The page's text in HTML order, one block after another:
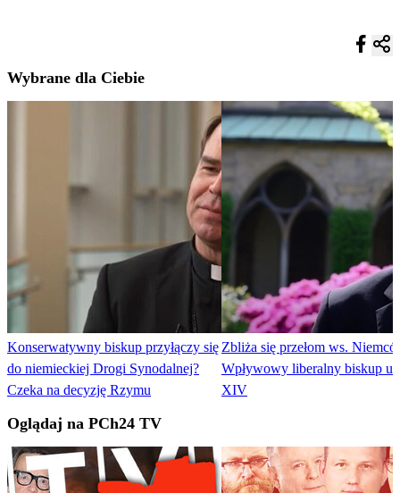
Wybrane dla Ciebie
Konserwatywny biskup przyłączy się
do niemieckiej Drogi Synodalnej?
Czeka na decyzję Rzymu
Zbliża się przełom ws.
Wpływowy liberalny biskup u
XIV
Oglądaj na PCh24 TV